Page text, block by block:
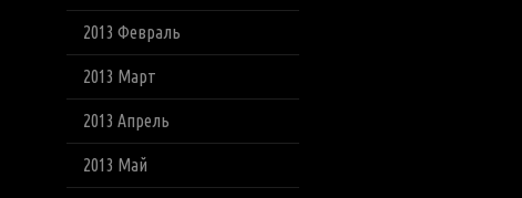
2013 Февраль
2013 Март
2013 Апрель
2013 Май